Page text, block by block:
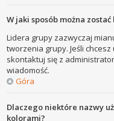
W jaki sposób można
Lidera grupy zazwyczaj
tworzenia grupy. Jeśli
skontaktuj się z
wiadomość.
Góra
Dlaczego niektóre nazwy
kolorami?